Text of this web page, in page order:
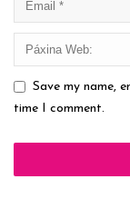
Save my name,
time I comment.